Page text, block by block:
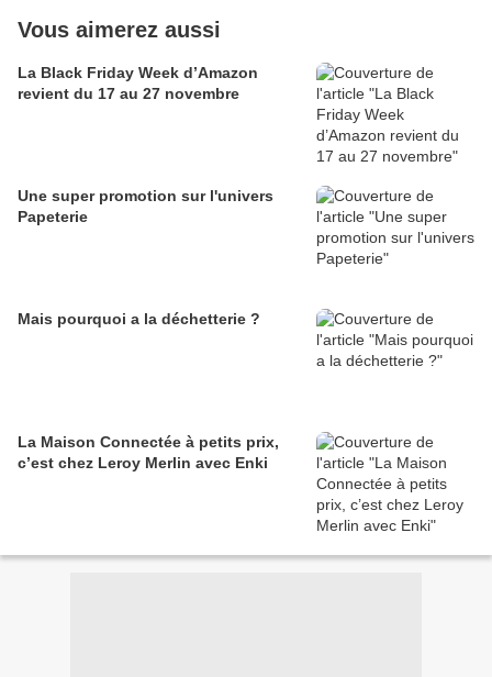
Vous aimerez aussi
La Black Friday Week d’Amazon
revient du 17 au 27 novembre
Une super promotion sur l'univers
Papeterie
Mais pourquoi a la déchetterie ?
La Maison Connectée à petits prix,
c’est chez Leroy Merlin avec Enki